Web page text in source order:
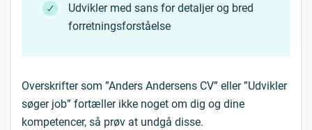
Udvikler med sans for detaljer og bred
forretningsforståelse
Overskrifter som ”Anders Andersens CV” eller ”Udvikler
søger job” fortæller ikke noget om dig og dine
kompetencer, så prøv at undgå disse.